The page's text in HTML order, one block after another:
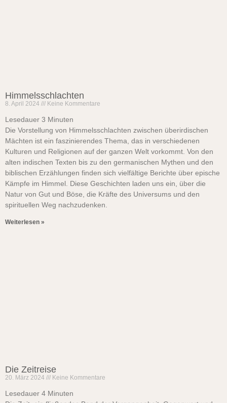
Himmelsschlachten
8. April 2024 Keine Kommentare
Lesedauer 3 Minuten
Die Vorstellung von Himmelsschlachten zwischen überirdischen
Mächten ist ein faszinierendes Thema, das in verschiedenen
Kulturen und Religionen auf der ganzen Welt vorkommt. Von den
alten indischen Texten bis zu den germanischen Mythen und den
biblischen Erzählungen finden sich vielfältige Berichte über epische
Kämpfe im Himmel. Diese Geschichten laden uns ein, über die
Natur von Gut und Böse, die Kräfte des Universums und den
spirituellen Weg nachzudenken.
Weiterlesen »
Die Zeitreise
20. März 2024 Keine Kommentare
Lesedauer 4 Minuten